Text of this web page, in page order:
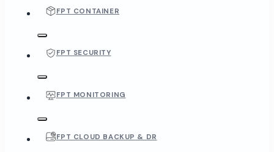
FPT CONTAINER
FPT SECURITY
FPT MONITORING
FPT CLOUD BACKUP & DR